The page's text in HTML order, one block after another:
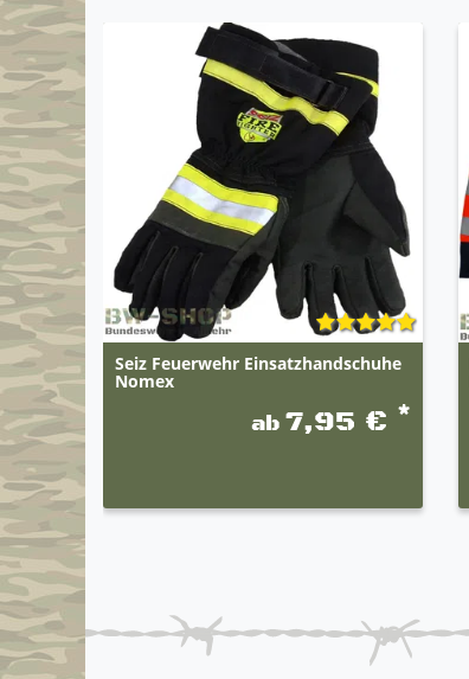
Seiz Feuerwehr Einsatzhandschuhe
Nomex
ab7,95 € *